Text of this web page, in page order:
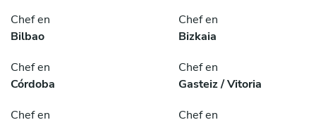
Chef en
Bilbao
Chef en
Bizkaia
Chef en
Córdoba
Chef en
Gasteiz / Vitoria
Chef en
Chef en